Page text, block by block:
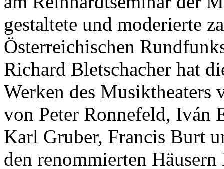
gestaltete und mode­rierte
Österreichischen
Richard Bletschacher hat
Werken des Musiktheaters
von Peter Ronne­feld, Iván
Karl ­Gruber, ­Francis Burt
den renommierten